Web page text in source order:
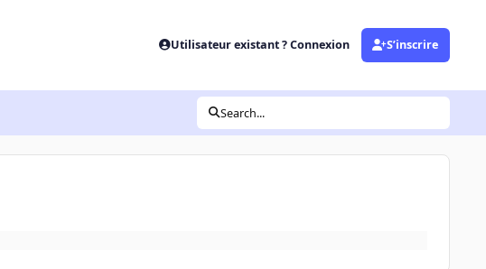
Utilisateur existant ? Connexion S’inscrire
Search...